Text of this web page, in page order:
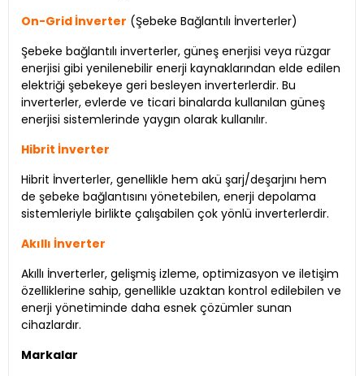
On-Grid İnverter (Şebeke Bağlantılı İnverterler)
Şebeke bağlantılı inverterler, güneş enerjisi veya rüzgar
enerjisi gibi yenilenebilir enerji kaynaklarından elde edilen
elektriği şebekeye geri besleyen inverterlerdir. Bu
inverterler, evlerde ve ticari binalarda kullanılan güneş
enerjisi sistemlerinde yaygın olarak kullanılır.
Hibrit İnverter
Hibrit İnverterler, genellikle hem akü şarj/deşarjını hem
de şebeke bağlantısını yönetebilen, enerji depolama
sistemleriyle birlikte çalışabilen çok yönlü inverterlerdir.
Akıllı İnverter
Akıllı İnverterler, gelişmiş izleme, optimizasyon ve iletişim
özelliklerine sahip, genellikle uzaktan kontrol edilebilen ve
enerji yönetiminde daha esnek çözümler sunan
cihazlardır.
Markalar